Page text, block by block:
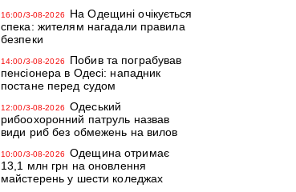
16:00/3-08-2026
На Одещині очікується
спека: жителям нагадали правила
безпеки
14:00/3-08-2026
Побив та пограбував
пенсіонера в Одесі: нападник
постане перед судом
12:00/3-08-2026
Одеський
рибоохоронний патруль назвав
види риб без обмежень на вилов
10:00/3-08-2026
Одещина отримає
13,1 млн грн на оновлення
майстерень у шести коледжах